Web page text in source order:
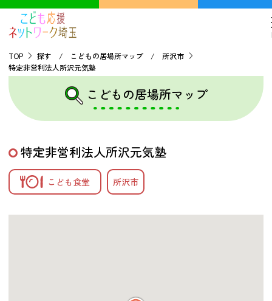
TOP
こどもの貧困について
探す
こどもの居場所マップ
TOP
探す / こどもの居場所マップ / 所沢市
特定非営利法人所沢元気塾
こどもの居場所マップ
特定非営利法人所沢元気塾
こども食堂 所沢市